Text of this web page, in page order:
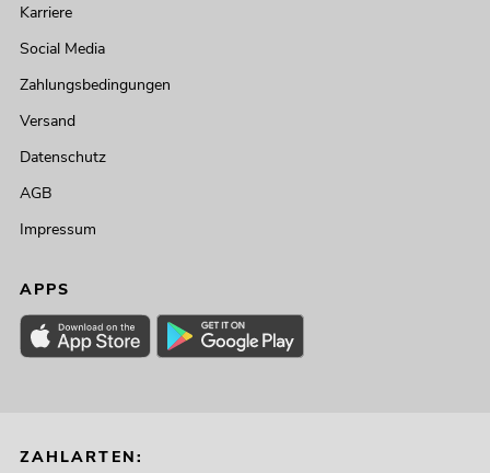
Karriere
Social Media
Zahlungsbedingungen
Versand
Datenschutz
AGB
Impressum
APPS
ZAHLARTEN: